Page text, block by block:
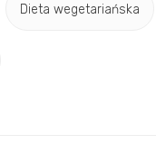
Dieta wegetariańska